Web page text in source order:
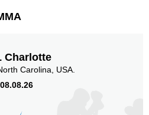
Charlotte
Carolina, USA.
08.08.26